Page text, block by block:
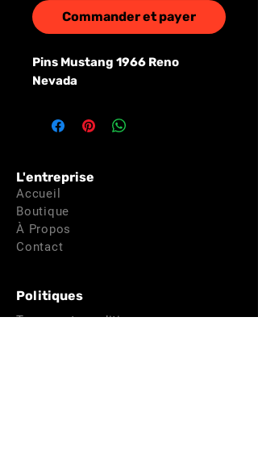
Commander et payer
Pins Mustang 1966 Reno
Nevada
L'entreprise
Accueil
Boutique
À Propos
Contact
Politiques
Termes et conditions